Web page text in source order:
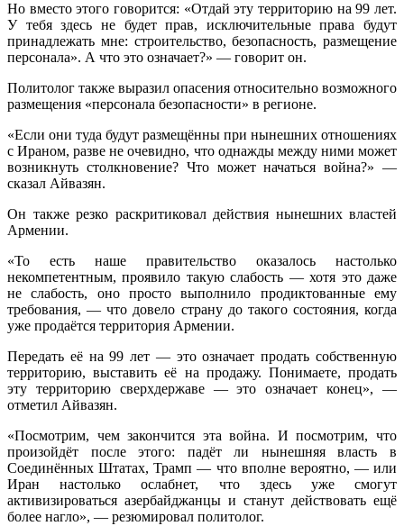
Но вместо этого говорится: «Отдай эту территорию на 99 лет.
У тебя здесь не будет прав, исключительные права будут
принадлежать мне: строительство, безопасность, размещение
персонала». А что это означает?» — говорит он.
Политолог также выразил опасения относительно возможного
размещения «персонала безопасности» в регионе.
«Если они туда будут размещённы при нынешних отношениях
с Ираном, разве не очевидно, что однажды между ними может
возникнуть столкновение? Что может начаться война?» —
сказал Айвазян.
Он также резко раскритиковал действия нынешних властей
Армении.
«То есть наше правительство оказалось настолько
некомпетентным, проявило такую слабость — хотя это даже
не слабость, оно просто выполнило продиктованные ему
требования, — что довело страну до такого состояния, когда
уже продаётся территория Армении.
Передать её на 99 лет — это означает продать собственную
территорию, выставить её на продажу. Понимаете, продать
эту территорию сверхдержаве — это означает конец», —
отметил Айвазян.
«Посмотрим, чем закончится эта война. И посмотрим, что
произойдёт после этого: падёт ли нынешняя власть в
Соединённых Штатах, Трамп — что вполне вероятно, — или
Иран настолько ослабнет, что здесь уже смогут
активизироваться азербайджанцы и станут действовать ещё
более нагло», — резюмировал политолог.